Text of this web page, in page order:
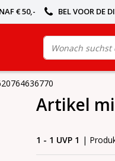
€ 50,- BEL VOOR DE
Artikel
1 - 1 UVP 1 |